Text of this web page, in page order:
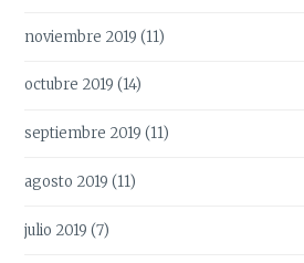
noviembre 2019 (11)
octubre 2019 (14)
septiembre 2019 (11)
agosto 2019 (11)
julio 2019 (7)